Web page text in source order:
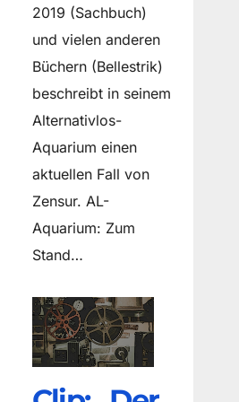
2019 (Sachbuch)
und vielen anderen
Büchern (Bellestrik)
beschreibt in seinem
Alternativlos-
Aquarium einen
aktuellen Fall von
Zensur. AL-
Aquarium: Zum
Stand…